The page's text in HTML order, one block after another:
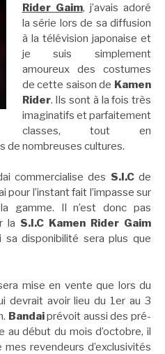
Rider Gaim, j’avais adoré
la série lors de sa diffusion
à la télévision japonaise et
je suis simplement
amoureux des costumes
de cette saison de Kamen
Rider. Ils sont à la fois très
imaginatifs et parfaitement
classes, tout en
de nombreuses cultures.
commercialise des S.I.Cde
pour l’instant fait l’impasse sur
gamme. Il n’est donc pas
la S.I.C Kamen Rider Gaim
sa disponibilité sera plus que
mise en vente que lors du
devrait avoir lieu du 1er au 3
Bandaiprévoit aussi des pré-
au début du mois d’octobre, il
revendeurs d’exclusivités